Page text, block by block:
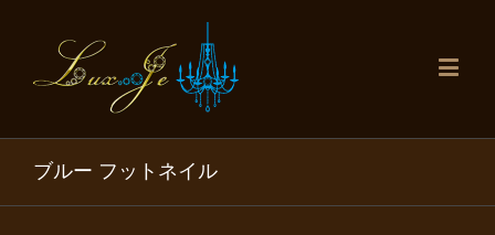
ブルー フットネイル